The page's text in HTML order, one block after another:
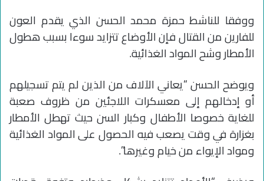
ووفقا للناشط حمزة محمد الحسن الذي يقدم العون
للفارين من القتال فإن الأوضاع تتزايد سوءا بسبب هطول
الأمطار وشح المواد الغذائية.
ويوضح الحسن “يعاني الآلاف من الذين لم يتم تسجيلهم
أو إدخالهم إلى معسكرات اللاجئين من ظروف صعبة
للغاية خصوصا الأطفال وكبار السن حيث تهطل الأمطار
بغزارة في وقت يصعب فيه الحصول على المواد الغذائية
ومواد الإيواء من خيام وغيرها”.